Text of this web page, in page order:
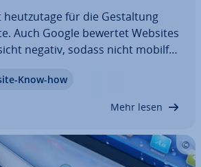
heut­zu­ta­ge für die Ge­stal­tung
Auch Google bewertet Websites
negativ, sodass nicht mo­bil­fä­
Doch mit separaten mobilen
Know-how
Mehr lesen